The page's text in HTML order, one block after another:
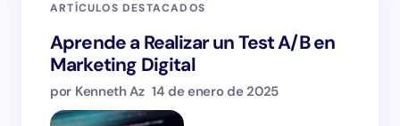
ARTÍCULOS DESTACADOS
Aprende a Realizar un Test A/B en
Marketing Digital
por Kenneth Az 14 de enero de 2025